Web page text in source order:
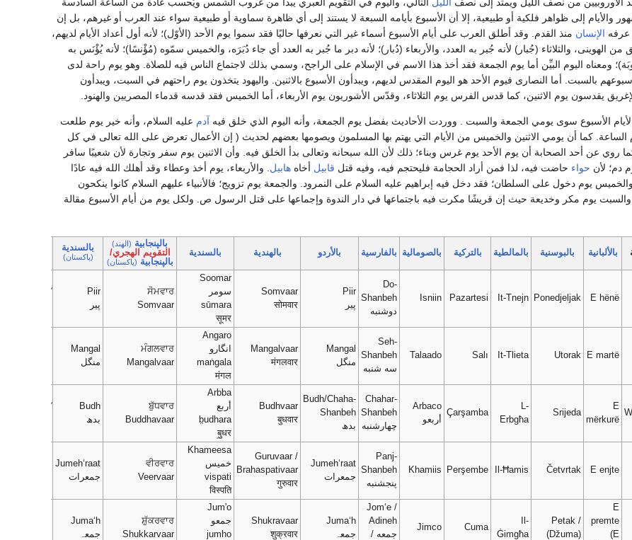
والأيام إلى ظواهر فلكية أو طبيعية، إلا أن الأسبوع بأيامه السبعة لا يستند إلى أي ظاهرة سماوية أو طبيعية سواء عند العرب أو غيرهم، بل إن
عرفه الإنسان منذ القدم. وقد أطلق العرب على أيام الأسبوع أسماء غير التي نعرفها حاليًا فقد سموا يوم الأحد (الأوّل)؛ لأنه أول أعداد الأيام لديهم،
من الهوينى، والثلاثاء (جُبار) لأنه جُبر به العدد، والأربعاء (دُبار)؛ لأنه دبر ما جُبر به العدد أي جاء دُبَرَه، والخميس سمّوه (مُؤْنسًا)؛ لأنه يُؤْنَس به
ومعناه اليوم البيِّن أما يوم الجمعة فقد أخذ هذا الاسم في الإسلام على الراجح، وسمي بذلك لاجتماع الناس فيه للصلاة. وهو يوم راحة لدى
بالسبت. أما النصارى فيوم الأحد هو اليوم المقدس لديهم، ويبدأون الأسبوع بالاثنين. واليهود يتخذون يوم راحتهم في السبت، ويبدأون
يقدسون يوم الاثنين، كما قدس الفرس يوم الثلاثاء، وقدّس الأشوريون يوم الأربعاء، أما الخميس فقد قدسه قدماء المصريين والهنود.
الأسبوع سوى يومي الجمعة والسبت . ووردت الأحاديث بفضل يوم الجمعة، وأنه اليوم الذي خلق فيه آدم عليه السلام، وأنه خير يوم طلعت
كما أن يومي الاثنين والخميس من الأيام التي يهتم بها المسلمون ويصومها بعضهم لحديث ( إن الأعمال تعرض على الله تعالى في كل
روي عن أحد الصحابة أن يوم الأحد يوم غرس وبناء؛ ذلك لأن الله سبحانه وتعالى بدأ الخلق فيه. وأن الاثنين يوم سفر وتجارة لأن شعيبًا سافر
دم؛ لأن حواء حاضت فيه، لذا فمن أراد الحجامة فليحتجم فيه، وفيه قتل قابيل أخاه هابيل . والأربعاء، يوم أخذ وعطاء وقد أهلك الله فيه عادًا
يوم دخول على السلطان؛ فقد دخل فيه إبراهيم عليه السلام على النمرود. والجمعة يوم تزويج؛ فالأنبياء عليهم السلام كانوا ينكحون
يوم مكر وخديعة حيث إن قريشًا مكرت فيه باجتماعها في دار الندوة وإجماعها على قتل الرسول ص. ولكل يوم من أيام الأسبوع مقالة
بالألبانية بالبوسنية بالمالطية بالتركية بالصومالية بالفارسية بالأردو بالهندية بالسندية
بالپنجابية (الهند)
التقويم الهجري/
بالپنجابية (پاكستان)
بالسندية
(پاكستان)
E hënë
Ponedjeljak
It-Tnejn
Pazartesi
Isniin
Do-
Shanbeh
دوشنبه
Piir
پير
Somvaar
सोमवार
Soomar
سومر
sūmara
सूमर
ਸੋਮਵਾਰ
Somvaar
Piir
پير
E martë
Utorak
It-Tlieta
Salı
Talaado
Seh-
Shanbeh
سه شنبه
Mangal
منگل
Mangalvaar
मंगलवार
Angaro
انگارو
maṅgala
मंगल
ਮੰਗਲਵਾਰ
Mangalvaar
Mangal
منگل
E
mërkurë
Srijeda
L-
Erbgħa
Çarşamba
Arbaco
أربعو
Chahar-
Shanbeh
چهارشنبه
Budh/Chaha-
Shanbeh
بدھ
Budhvaar
बुधवार
Arbba
أربع
b̤udhara
बु॒धर
ਬੁੱਧਵਾਰ
Buddhavaar
Budh
بدھ
E enjte
Četvrtak
Il-Ħamis
Perşembe
Khamiis
Panj-
Shanbeh
پنجشنبه
Jumeh‘raat
جمعرات
Guruvaar /
Brahaspativaar
गुरुवार
Khameesa
خميس
vispati
विस्पति
ਵੀਰਵਾਰ
Veervaar
Jumeh‘raat
جمعرات
E
premte
(E
Petak /
(Džuma)
Il-
Ġimgħa
Cuma
Jimco
Jom‘e /
Adineh
جمعه /
Juma‘h
جمعہ
Shukravaar
शुक्रवार
Jum'o
جمعو
jumho
ਸ਼ੁੱਕਰਵਾਰ
Shukkarvaar
Juma‘h
جمعہ